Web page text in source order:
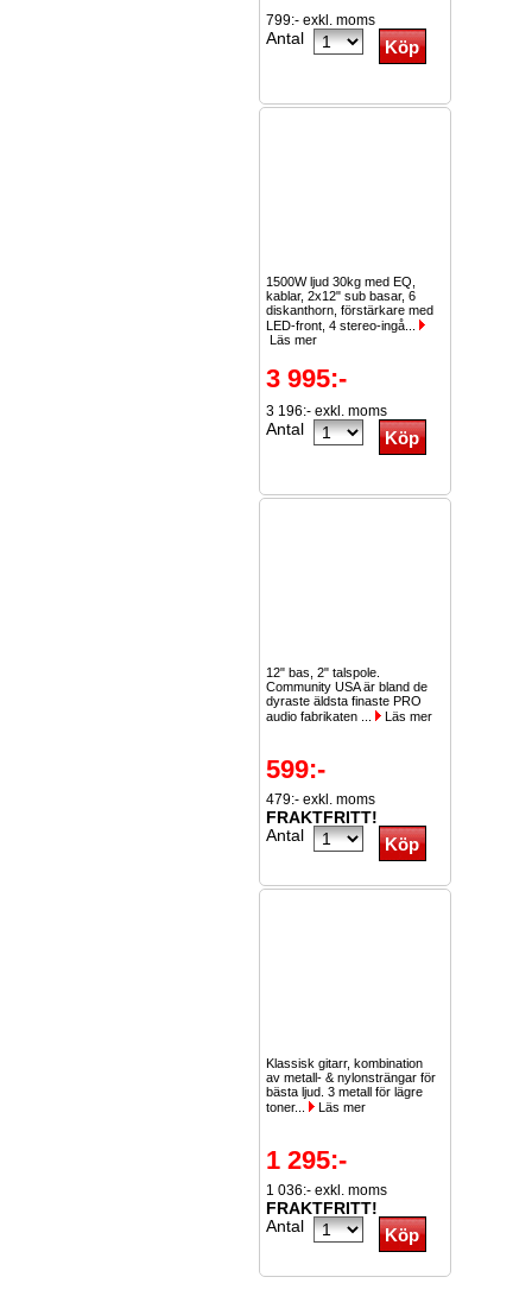
799:- exkl. moms
Antal
1500W ljud 30kg med EQ,
kablar, 2x12" sub basar, 6
diskanthorn, förstärkare med
LED-front, 4 stereo-ingå...
Läs mer
3 995:-
3 196:- exkl. moms
Antal
12" bas, 2" talspole.
Community USA är bland de
dyraste äldsta finaste PRO
audio fabrikaten ...
Läs mer
599:-
479:- exkl. moms
FRAKTFRITT!
Antal
Klassisk gitarr, kombination
av metall- & nylonsträngar för
bästa ljud. 3 metall för lägre
toner...
Läs mer
1 295:-
1 036:- exkl. moms
FRAKTFRITT!
Antal